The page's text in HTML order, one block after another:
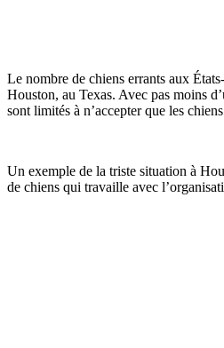
Le nombre de chiens errants aux
Houston, au Texas. Avec pas moins
sont limités à n’accepter que les
Un exemple de la triste situation à
de chiens qui travaille avec